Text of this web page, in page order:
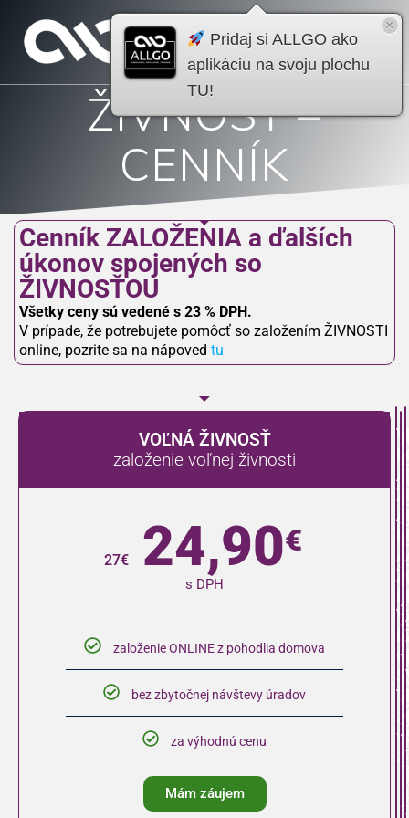
ŽIVNOSŤ –
CENNÍK
Cenník ZALOŽENIA a ďalších
úkonov spojených so
ŽIVNOSŤOU
Všetky ceny sú vedené s 23 % DPH.
V prípade, že potrebujete pomôcť so založením ŽIVNOSTI
online, pozrite sa na nápoved tu
VOĽNÁ ŽIVNOSŤ
založenie voľnej živnosti
27€ 24,90€
s DPH
založenie ONLINE z pohodlia domova
bez zbytočnej návštevy úradov
za výhodnú cenu
Mám záujem
V
A
Z
A
Á
Ž
V
N
O
S
Ť
L
Pridaj si ALLGO ako
aplikáciu na svoju plochu
TU!
×